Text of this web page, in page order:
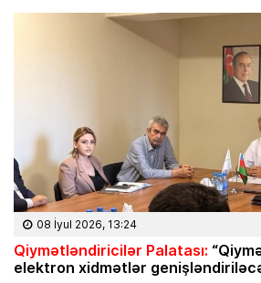
08 İyul 2026, 13:24
Qiymətləndiricilər Palatası:
elektron xidmətlər